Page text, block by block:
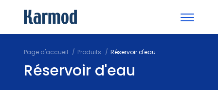
Page d'accueil Produits Réservoir d'eau
Réservoir d'eau